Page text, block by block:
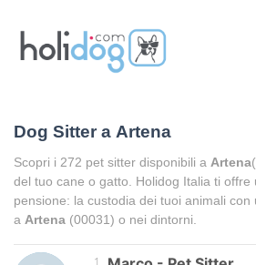
Dog Sitter a Artena
Scopri i 272 pet sitter disponibili a Artena
del tuo cane o gatto. Holidog Italia ti offre
pensione: la custodia dei tuoi animali
a Artena (00031) o nei dintorni.